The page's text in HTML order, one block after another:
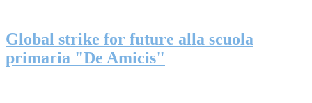
Global strike for future alla scuola
primaria "De Amicis"